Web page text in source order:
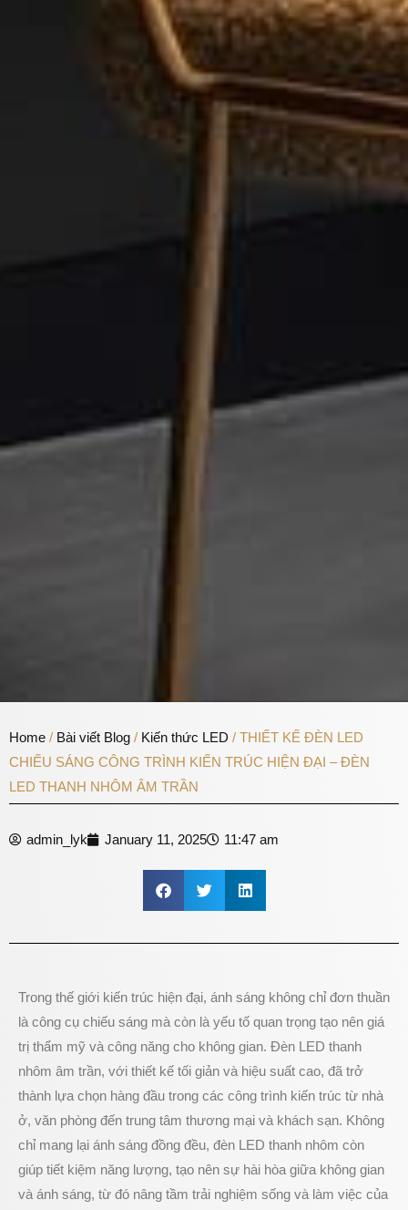
Home / Bài viết Blog / Kiến thức LED / THIẾT KẾ ĐÈN LED
CHIẾU SÁNG CÔNG TRÌNH KIẾN TRÚC HIỆN ĐẠI – ĐÈN
LED THANH NHÔM ÂM TRẦN
admin_lyk January 11, 2025 11:47 am
Trong thế giới kiến trúc hiện đại, ánh sáng không chỉ đơn thuần
là công cụ chiếu sáng mà còn là yếu tố quan trọng tạo nên giá
trị thẩm mỹ và công năng cho không gian. Đèn LED thanh
nhôm âm trần, với thiết kế tối giản và hiệu suất cao, đã trở
thành lựa chọn hàng đầu trong các công trình kiến trúc từ nhà
ở, văn phòng đến trung tâm thương mại và khách sạn. Không
chỉ mang lại ánh sáng đồng đều, đèn LED thanh nhôm còn
giúp tiết kiệm năng lượng, tạo nên sự hài hòa giữa không gian
và ánh sáng, từ đó nâng tầm trải nghiệm sống và làm việc của